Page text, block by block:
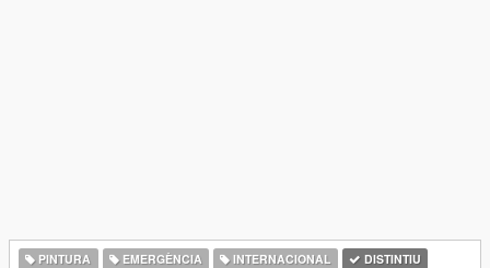
PINTURA EMERGÈNCIA INTERNACIONAL
DISTINTIU